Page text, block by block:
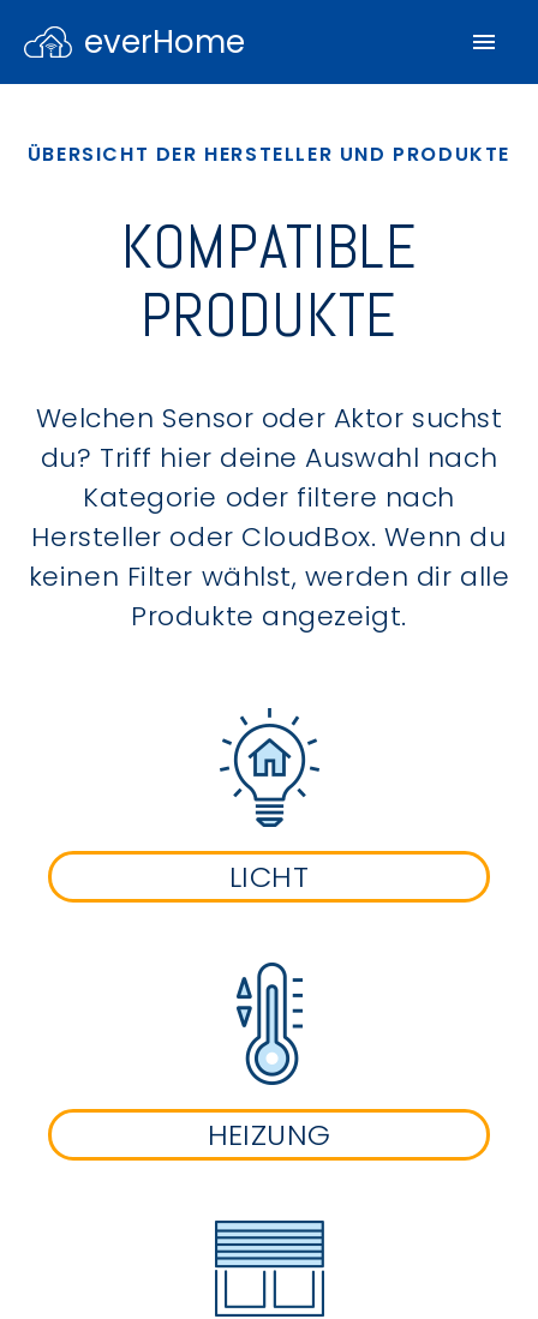
everHome
ÜBERSICHT DER HERSTELLER UND PRODUKTE
KOMPATIBLE
PRODUKTE
Welchen Sensor oder Aktor suchst
du? Triff hier deine Auswahl nach
Kategorie oder filtere nach
Hersteller oder CloudBox. Wenn du
keinen Filter wählst, werden dir alle
Produkte angezeigt.
LICHT
HEIZUNG